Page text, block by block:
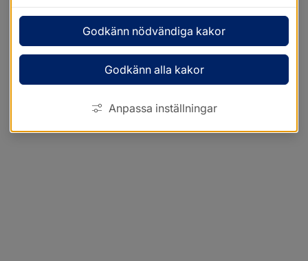
Godkänn nödvändiga kakor
Godkänn alla kakor
Anpassa inställningar